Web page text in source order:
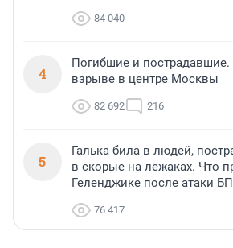
84 040
4
Погибшие и пострадавшие.
взрыве в центре Москвы
82 692 216
5
Галька била в людей,
в скорые на лежаках. Что
Геленджике после атаки
76 417